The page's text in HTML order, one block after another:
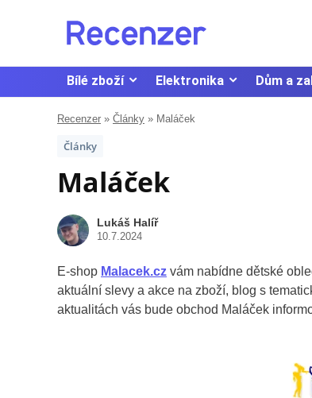
Bílé zboží Elektronika Dům a
Recenzer » Články » Maláček
Články
Maláček
Lukáš Halíř
10.7.2024
E-shop Malacek.cz vám nabídne dětské
aktuální slevy a akce na zboží, blog s
aktualitách vás bude obchod Maláček